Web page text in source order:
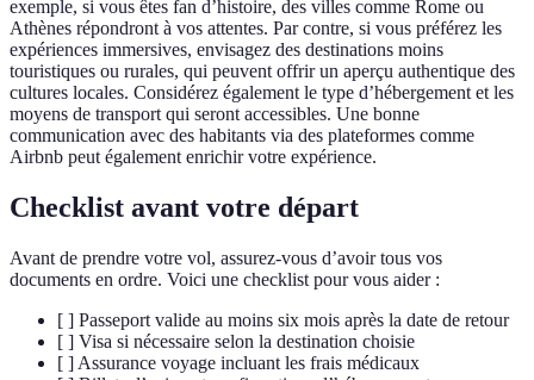
exemple, si vous êtes fan d’histoire, des villes comme Rome ou
Athènes répondront à vos attentes. Par contre, si vous préférez les
expériences immersives, envisagez des destinations moins
touristiques ou rurales, qui peuvent offrir un aperçu authentique des
cultures locales. Considérez également le type d’hébergement et les
moyens de transport qui seront accessibles. Une bonne
communication avec des habitants via des plateformes comme
Airbnb peut également enrichir votre expérience.
Checklist avant votre départ
Avant de prendre votre vol, assurez-vous d’avoir tous vos
documents en ordre. Voici une checklist pour vous aider :
[ ] Passeport valide au moins six mois après la date de retour
[ ] Visa si nécessaire selon la destination choisie
[ ] Assurance voyage incluant les frais médicaux